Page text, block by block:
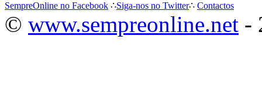
SempreOnline no Facebook ∴Siga-nos no Twitter∴ Contactos
© www.sempreonline.net -